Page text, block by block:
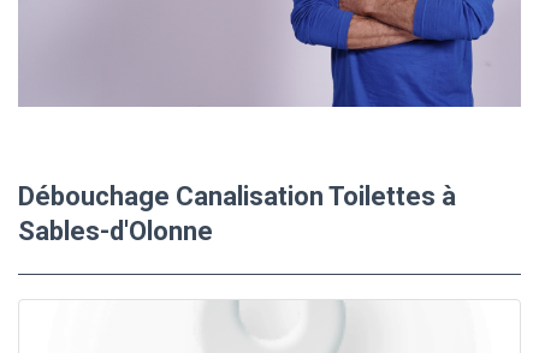
Débouchage Canalisation Toilettes à
Sables-d'Olonne